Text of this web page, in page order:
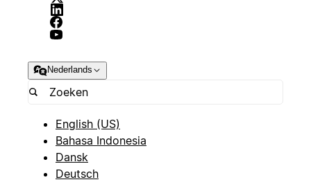
Nederlands
English (US)
Bahasa Indonesia
Dansk
Deutsch